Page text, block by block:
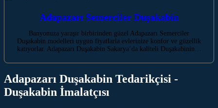
Adapazarı Semerciler Duşakabin
Banyonuza yaraşır birbirinden güzel Adapazarı Semerciler
Duşakabin modelleri uygun fiyatlarla evlerinize konfor ve güzellik
katıyorlar. Adapazarı Duşakabin Sakarya’da kaliteli Duşakabinin…
Adapazarı Duşakabin Tedarikçisi -
Duşakabin İmalatçısı